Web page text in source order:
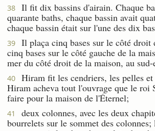
38
Il fit dix bassins d'airain. Chaque
quarante baths, chaque bassin avait
chaque bassin était sur l'une des dix
39
Il plaça cinq bases sur le côté droit
cinq bases sur le côté gauche de la
mer du côté droit de la maison, au sud-
40
Hiram fit les cendriers, les pelles
Hiram acheva tout l'ouvrage que le roi
faire pour la maison de l'Éternel;
41
deux colonnes, avec les deux
bourrelets sur le sommet des